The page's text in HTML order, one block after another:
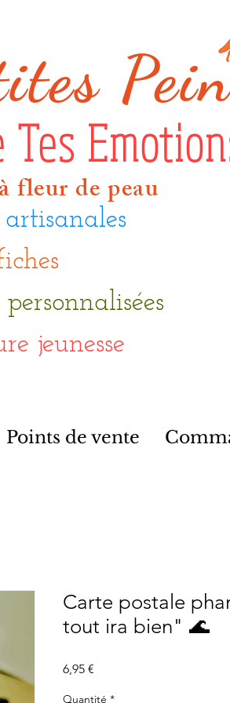
jeunesse
de peau
Points de vente
Carte postale
tout ira bien" 🌊
6,95 €
Quantité *